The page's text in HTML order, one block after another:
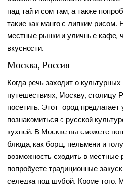
пад тай и сом там, а также
такие как манго с липким рисом.
местные рынки и уличные кафе,
вкусности.
Москва, Россия
Когда речь заходит о
путешествиях, Москву, столицу
посетить. Этот город
познакомиться с русской
кухней. В Москве вы сможете
блюда, как борщ, пельмени и
возможность сходить в местные
попробуете традиционные
селедка под шубой. Кроме того,